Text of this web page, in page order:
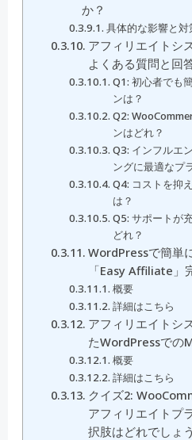
か？
具体的な影響と対
アフィリエイトシ
よくある質問と回
Q1: 初心者でも
ンは？
Q2:
ンはどれ？
Q3: インフルエ
ングに最適なプ
Q4: コストを抑
は？
Q5: サポートが
どれ？
WordPressで簡単
「Easy Affiliate」
概要
詳細はこちら
アフィリエイトシ
たWordPressでの
概要
詳細はこちら
クイズ2:
アフィリエイトプ
択肢はどれでしょ